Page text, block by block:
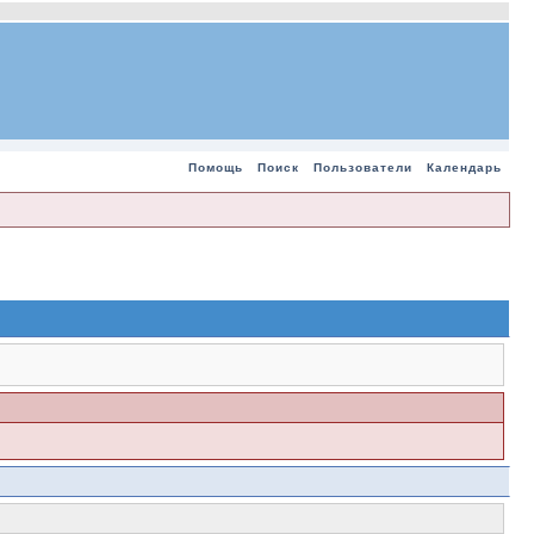
Помощь Поиск Пользователи Календарь